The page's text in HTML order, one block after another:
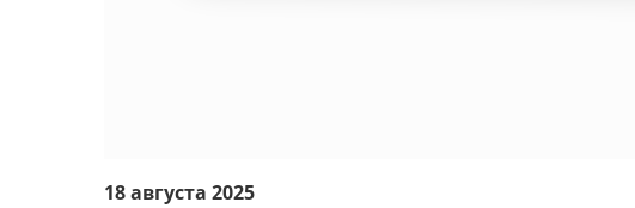
18 августа 2025